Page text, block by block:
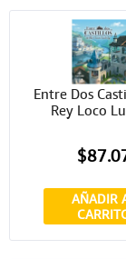
Entre Dos
Rey Loco
AÑADIR